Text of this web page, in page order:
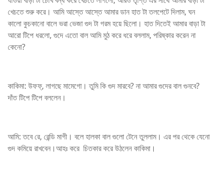
খেচতে শুরু করে। আমি আস্তে আস্তে আমার ডান হাত টা তলপেটে দিলাম, ঘন
কালো কুচকানো বালে ভরা ভেজা গুদ টা গরম হয়ে ছিলো। হাত দিতেই আমার বাড়া টা
আরো টিপে ধরলো, গুদে এতো বাল আমি মুঠ করে ধরে বললাম, পরিষ্কার করেন না
কেনো?
কাকিমা: উফফ্, লাগছে মামেগো। তুমি কি গুদ মারবে? না আমার গুদের বাল গুনবে?
দাঁত টিপে টিপে বললেন।
আমি: তবে রে, রেন্ডি মাগী। বলে হালকা বাল গুলো টেনে তুললাম। এর পর থেকে যেনো
গুদ কমিয়ে রাখবেন।আহঃ করে চিতকার করে উঠলেন কাকিমা।